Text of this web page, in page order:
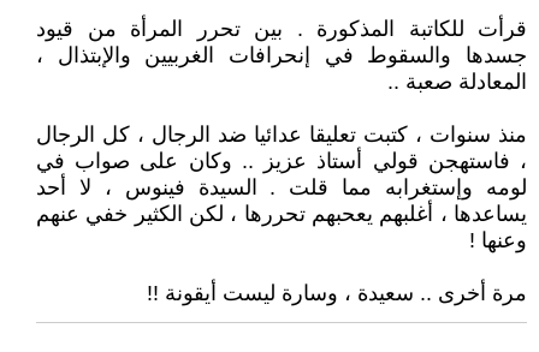
قرأت للكاتبة الم‍ذكورة . بين تحرر المرأة من قيود
جسدها والسقوط في إنحرافات الغربيين والإبتذال ،
المعادلة صعبة ..
منذ سنوات ، كتبت تعليقا عدائيا ضد الرجال ، كل الرجال
، فاستهجن قولي أستاذ عزيز .. وكان على صواب في
لومه وإستغرابه مما قلت . السيدة فينوس ، لا أحد
يساعدها ، أغلبهم يعحبهم تحررها ، لكن الكثير خفي عنهم
وعنها !
مرة أخرى .. سعيدة ، وسارة ليست أيقونة !!